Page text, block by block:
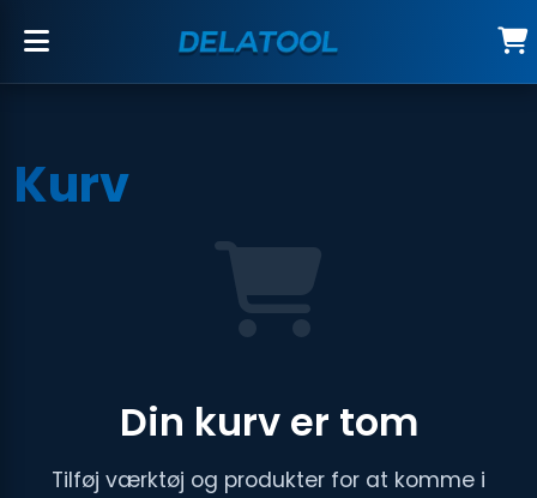
Kurv
Din kurv er tom
Tilføj værktøj og produkter for at komme i